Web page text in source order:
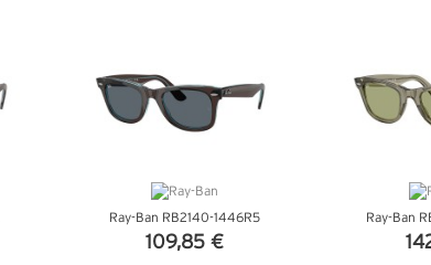
Ray-Ban RB2140-1446R5
109,85 €
Ray-Ban